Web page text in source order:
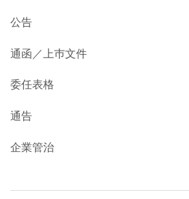
公告
通函／上巿文件
委任表格
通告
企業管治